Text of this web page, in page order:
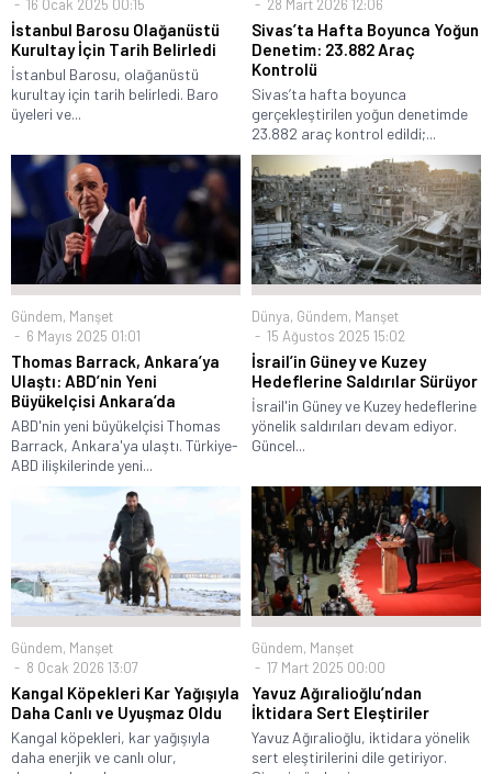
16 Ocak 2025 00:15
İstanbul Barosu Olağanüstü
Kurultay İçin Tarih Belirledi
İstanbul Barosu, olağanüstü
kurultay için tarih belirledi. Baro
üyeleri ve...
28 Mart 2026 12:06
Sivas’ta Hafta Boyunca Yoğun
Denetim: 23.882 Araç
Kontrolü
Sivas’ta hafta boyunca
gerçekleştirilen yoğun denetimde
23.882 araç kontrol edildi;...
Gündem, Manşet
6 Mayıs 2025 01:01
Thomas Barrack, Ankara’ya
Ulaştı: ABD’nin Yeni
Büyükelçisi Ankara’da
ABD'nin yeni büyükelçisi Thomas
Barrack, Ankara'ya ulaştı. Türkiye-
ABD ilişkilerinde yeni...
Dünya, Gündem, Manşet
15 Ağustos 2025 15:02
İsrail’in Güney ve Kuzey
Hedeflerine Saldırılar Sürüyor
İsrail'in Güney ve Kuzey hedeflerine
yönelik saldırıları devam ediyor.
Güncel...
Gündem, Manşet
8 Ocak 2026 13:07
Kangal Köpekleri Kar Yağışıyla
Daha Canlı ve Uyuşmaz Oldu
Kangal köpekleri, kar yağışıyla
daha enerjik ve canlı olur,
Gündem, Manşet
17 Mart 2025 00:00
Yavuz Ağıralioğlu’ndan
İktidara Sert Eleştiriler
Yavuz Ağıralioğlu, iktidara yönelik
sert eleştirilerini dile getiriyor.